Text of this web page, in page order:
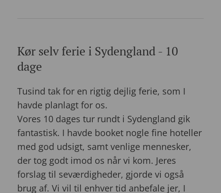
Kør selv ferie i Sydengland - 10
dage
Tusind tak for en rigtig dejlig ferie, som I
havde planlagt for os.
Vores 10 dages tur rundt i Sydengland gik
fantastisk. I havde booket nogle fine hoteller
med god udsigt, samt venlige mennesker,
der tog godt imod os når vi kom. Jeres
forslag til seværdigheder, gjorde vi også
brug af. Vi vil til enhver tid anbefale jer, I